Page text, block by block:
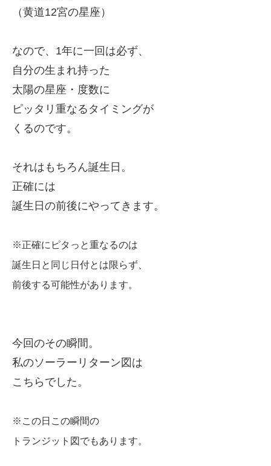
（黄道12宮の星座）
なので、1年に一回は必ず、
自分の生まれ持った
太陽の星座・度数に
ピッタリ重なるタイミングが
くるのです。
それはもちろん誕生日。
正確には
誕生日の前後にやってきます。
※正確にピタっと重なるのは
誕生日と同じ日付とは限らず、
前後する可能性があります。
今回のその瞬間。
私のソーラーリターン図は
こちらでした。
※この日この瞬間の
トランジット図でもあります。